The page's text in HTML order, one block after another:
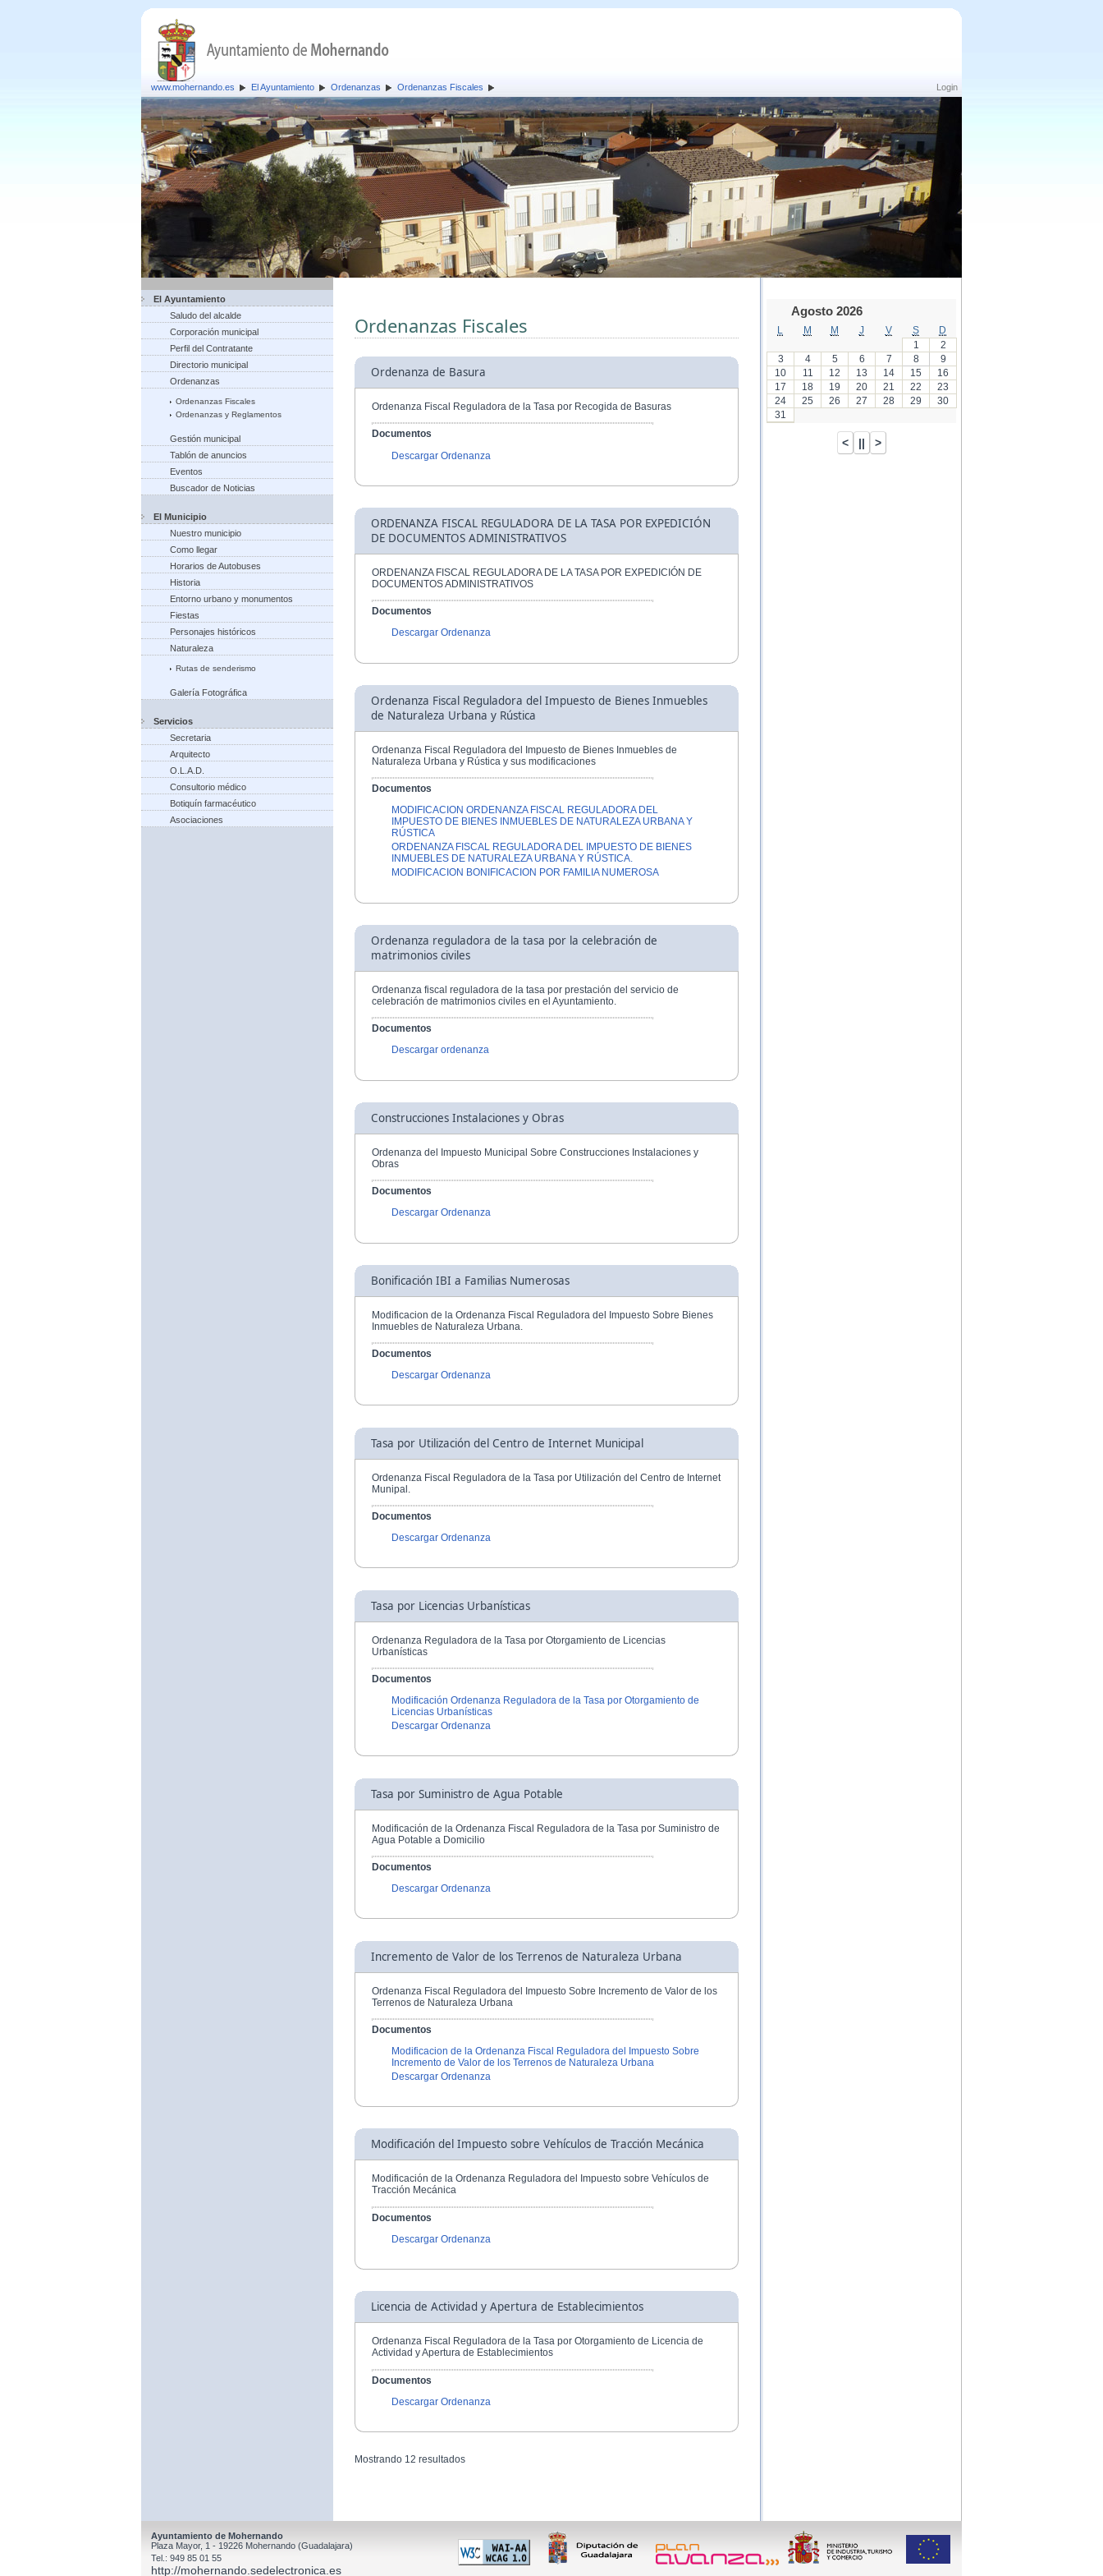
Login
www.mohernando.es El Ayuntamiento Ordenanzas Ordenanzas Fiscales
El Ayuntamiento
Saludo del alcalde
Corporación municipal
Perfil del Contratante
Directorio municipal
Ordenanzas
Ordenanzas Fiscales
Ordenanzas y Reglamentos
Gestión municipal
Tablón de anuncios
Eventos
Buscador de Noticias
El Municipio
Nuestro municipio
Como llegar
Horarios de Autobuses
Historia
Entorno urbano y monumentos
Fiestas
Personajes históricos
Naturaleza
Rutas de senderismo
Galería Fotográfica
Servicios
Secretaria
Arquitecto
O.L.A.D.
Consultorio médico
Botiquín farmacéutico
Asociaciones
Ordenanzas Fiscales
Ordenanza de Basura
Ordenanza Fiscal Reguladora de la Tasa por Recogida de Basuras
Documentos
Descargar Ordenanza
ORDENANZA FISCAL REGULADORA DE LA TASA POR EXPEDICIÓN
DE DOCUMENTOS ADMINISTRATIVOS
ORDENANZA FISCAL REGULADORA DE LA TASA POR EXPEDICIÓN DE
DOCUMENTOS ADMINISTRATIVOS
Documentos
Descargar Ordenanza
Ordenanza Fiscal Reguladora del Impuesto de Bienes Inmuebles
de Naturaleza Urbana y Rústica
Ordenanza Fiscal Reguladora del Impuesto de Bienes Inmuebles de
Naturaleza Urbana y Rústica y sus modificaciones
Documentos
MODIFICACION ORDENANZA FISCAL REGULADORA DEL
IMPUESTO DE BIENES INMUEBLES DE NATURALEZA URBANA Y
RÚSTICA
ORDENANZA FISCAL REGULADORA DEL IMPUESTO DE BIENES
INMUEBLES DE NATURALEZA URBANA Y RÚSTICA.
MODIFICACION BONIFICACION POR FAMILIA NUMEROSA
Ordenanza reguladora de la tasa por la celebración de
matrimonios civiles
Ordenanza fiscal reguladora de la tasa por prestación del servicio de
celebración de matrimonios civiles en el Ayuntamiento.
Documentos
Descargar ordenanza
Construcciones Instalaciones y Obras
Ordenanza del Impuesto Municipal Sobre Construcciones Instalaciones y
Obras
Documentos
Descargar Ordenanza
Bonificación IBI a Familias Numerosas
Modificacion de la Ordenanza Fiscal Reguladora del Impuesto Sobre Bienes
Inmuebles de Naturaleza Urbana.
Documentos
Descargar Ordenanza
Tasa por Utilización del Centro de Internet Municipal
Ordenanza Fiscal Reguladora de la Tasa por Utilización del Centro de Internet
Munipal.
Documentos
Descargar Ordenanza
Tasa por Licencias Urbanísticas
Ordenanza Reguladora de la Tasa por Otorgamiento de Licencias
Urbanísticas
Documentos
Modificación Ordenanza Reguladora de la Tasa por Otorgamiento de
Licencias Urbanísticas
Descargar Ordenanza
Tasa por Suministro de Agua Potable
Modificación de la Ordenanza Fiscal Reguladora de la Tasa por Suministro de
Agua Potable a Domicilio
Documentos
Descargar Ordenanza
Incremento de Valor de los Terrenos de Naturaleza Urbana
Ordenanza Fiscal Reguladora del Impuesto Sobre Incremento de Valor de los
Terrenos de Naturaleza Urbana
Documentos
Modificacion de la Ordenanza Fiscal Reguladora del Impuesto Sobre
Incremento de Valor de los Terrenos de Naturaleza Urbana
Descargar Ordenanza
Modificación del Impuesto sobre Vehículos de Tracción Mecánica
Modificación de la Ordenanza Reguladora del Impuesto sobre Vehículos de
Tracción Mecánica
Documentos
Descargar Ordenanza
Licencia de Actividad y Apertura de Establecimientos
Ordenanza Fiscal Reguladora de la Tasa por Otorgamiento de Licencia de
Actividad y Apertura de Establecimientos
Documentos
Descargar Ordenanza
Mostrando 12 resultados
Agosto 2026
M M J V S
D
1
2
3
4 5 6 7 8
9
10
11 12 13 14 15
16
17
18 19 20 21 22
23
24
25 26 27 28 29
30
31
Ayuntamiento de Mohernando
Plaza Mayor, 1 - 19226 Mohernando (Guadalajara)
Tel.: 949 85 01 55
http://mohernando.sedelectronica.es